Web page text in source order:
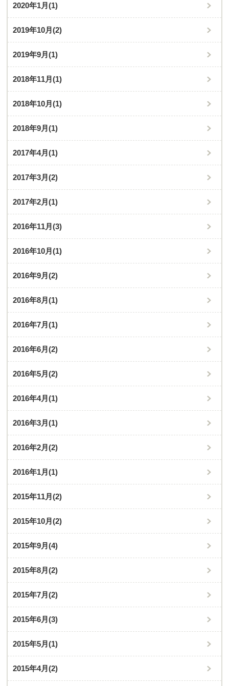
2020年1月(1)
2019年10月(2)
2019年9月(1)
2018年11月(1)
2018年10月(1)
2018年9月(1)
2017年4月(1)
2017年3月(2)
2017年2月(1)
2016年11月(3)
2016年10月(1)
2016年9月(2)
2016年8月(1)
2016年7月(1)
2016年6月(2)
2016年5月(2)
2016年4月(1)
2016年3月(1)
2016年2月(2)
2016年1月(1)
2015年11月(2)
2015年10月(2)
2015年9月(4)
2015年8月(2)
2015年7月(2)
2015年6月(3)
2015年5月(1)
2015年4月(2)